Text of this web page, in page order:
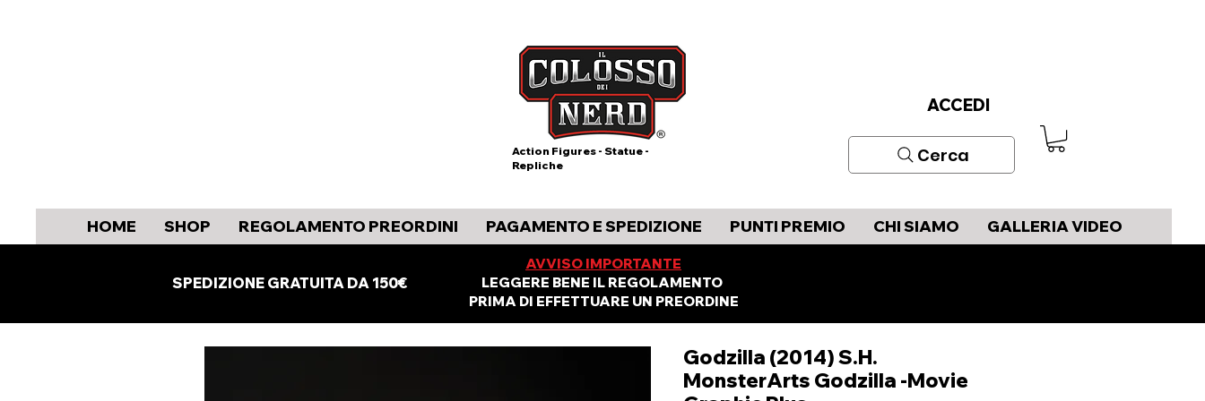
Action Figures - Statue -
Repliche
ACCEDI
Cerca
HOME SHOP REGOLAMENTO PREORDINI PAGAMENTO E SPEDIZIONE PUNTI PREMIO CHI SIAMO GALLERIA VIDEO
SPEDIZIONE GRATUITA DA 150€
AVVISO IMPORTANTE
LEGGERE BENE IL REGOLAMENTO
PRIMA DI EFFETTUARE UN PREORDINE
Godzilla (2014) S.H.
MonsterArts Godzilla -Movie